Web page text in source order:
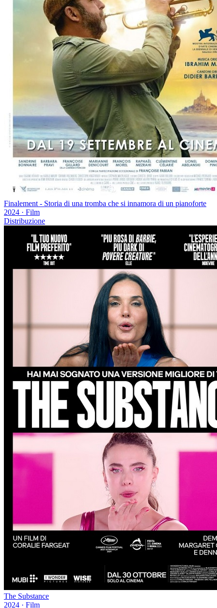
Finalement - Storia di una tromba che si innamora di un pianoforte
2024 · Film
Distribuzione
The Substance
2024 · Film